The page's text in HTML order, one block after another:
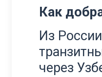
Как
Из
через